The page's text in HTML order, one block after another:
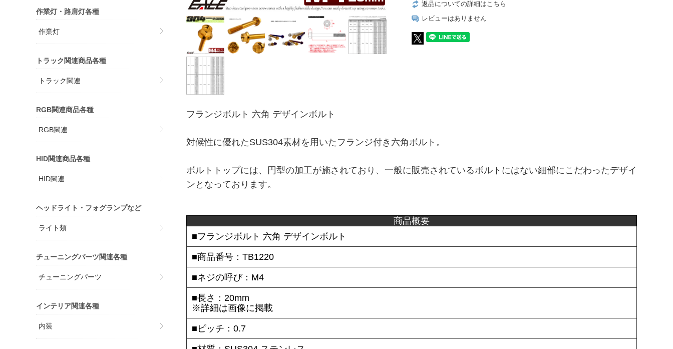
返品についての詳細はこちら
レビューはありません
フランジボルト 六角 デザインボルト
対候性に優れたSUS304素材を用いたフランジ付き六角ボルト。
ボルトトップには、円型の加工が施されており、一般に販売されているボルトにはない細部にこだわったデザイ
ンとなっております。
商品概要
■フランジボルト 六角 デザインボルト
■商品番号：TB1220
■ネジの呼び：M4
■長さ：20mm
※詳細は画像に掲載
■ピッチ：0.7
作業灯・路肩灯各種
作業灯
トラック関連商品各種
トラック関連
RGB関連商品各種
RGB関連
HID関連商品各種
HID関連
ヘッドライト・フォグランプなど
ライト類
チューニングパーツ関連各種
チューニングパーツ
インテリア関連各種
内装